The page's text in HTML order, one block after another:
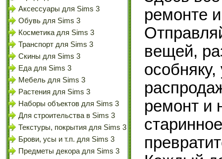
Аксессуары для Sims 3
Обувь для Sims 3
Косметика для Sims 3
Транспорт для Sims 3
Скины для Sims 3
Еда для Sims 3
Мебель для Sims 3
Растения для Sims 3
Наборы объектов для Sims 3
Для строительства в Sims 3
Текстуры, покрытия для Sims 3
Брови, усы и т.п. для Sims 3
Предметы декора для Sims 3
ремонте
вещей,
ремонт и